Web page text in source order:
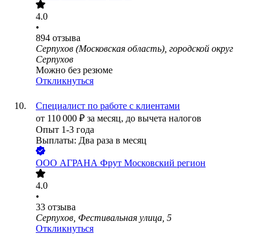
4.0
•
894 отзыва
Серпухов (Московская область), городской округ
Серпухов
Можно без резюме
Откликнуться
Специалист по работе с клиентами
от 110 000 ₽ за месяц, до вычета налогов
Опыт 1-3 года
Выплаты: Два раза в месяц
ООО АГРАНА Фрут Московский регион
4.0
•
33 отзыва
Серпухов, Фестивальная улица, 5
Откликнуться